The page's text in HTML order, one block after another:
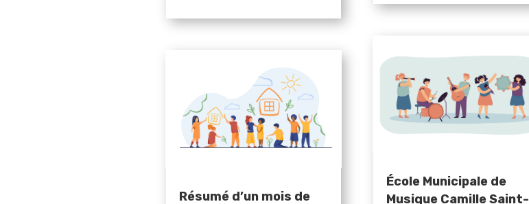
Résumé d’un mois de
École Municipale de
Musique Camille Saint-